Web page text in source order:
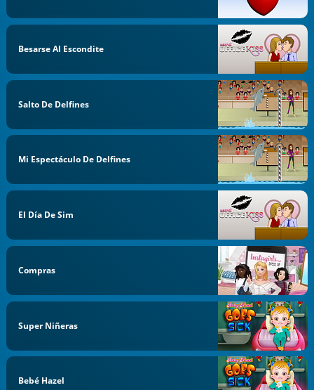
Besarse Al Escondite
Salto De Delfines
Mi Espectáculo De Delfines
El Día De Sim
Compras
Super Niñeras
Bebé Hazel